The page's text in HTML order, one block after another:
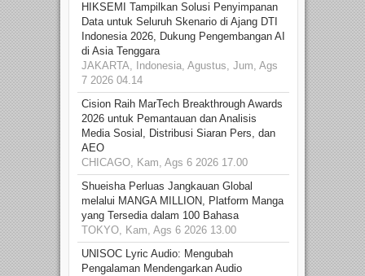
HIKSEMI Tampilkan Solusi Penyimpanan
Data untuk Seluruh Skenario di Ajang DTI
Indonesia 2026, Dukung Pengembangan AI
di Asia Tenggara
JAKARTA, Indonesia, Agustus, Jum, Ags
7 2026 04.14
Cision Raih MarTech Breakthrough Awards
2026 untuk Pemantauan dan Analisis
Media Sosial, Distribusi Siaran Pers, dan
AEO
CHICAGO, Kam, Ags 6 2026 17.00
Shueisha Perluas Jangkauan Global
melalui MANGA MILLION, Platform Manga
yang Tersedia dalam 100 Bahasa
TOKYO, Kam, Ags 6 2026 13.00
UNISOC Lyric Audio: Mengubah
Pengalaman Mendengarkan Audio